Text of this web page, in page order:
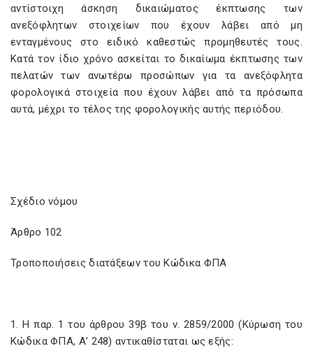
αντίστοιχη άσκηση δικαιώματος έκπτωσης των
ανεξόφλητων στοιχείων που έχουν λάβει από μη
ενταγμένους στο ειδικό καθεστώς προμηθευτές τους.
Κατά τον ίδιο χρόνο ασκείται το δικαίωμα έκπτωσης των
πελατών των ανωτέρω προσώπων για τα ανεξόφλητα
φορολογικά στοιχεία που έχουν λάβει από τα πρόσωπα
αυτά, μέχρι το τέλος της φορολογικής αυτής περιόδου.
Σχέδιο νόμου
Άρθρο 102
Τροποποιήσεις διατάξεων του Κώδικα ΦΠΑ
1. Η παρ. 1 του άρθρου 39β του ν. 2859/2000 (Κύρωση του
Κώδικα ΦΠΑ, Α’ 248) αντικαθίσταται ως εξής: